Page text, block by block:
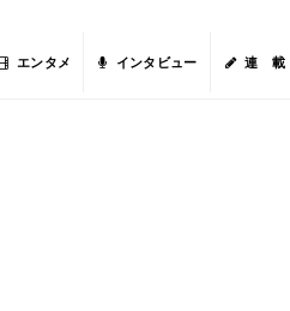
エンタメ インタビュー 連 載